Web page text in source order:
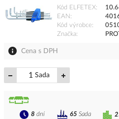
Kód ELFETEX
EAN
Kód výrobce
Značka
Cena s DPH
Sada
8 dní 65 Sada